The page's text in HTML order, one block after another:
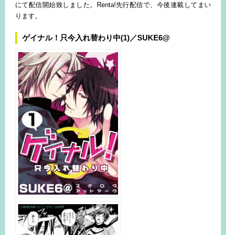
にて配信開始致しました。Renta!先行配信で、今後連載してまい
ります。
ゲイナル！只今入れ替わり中(1)／SUKE6@